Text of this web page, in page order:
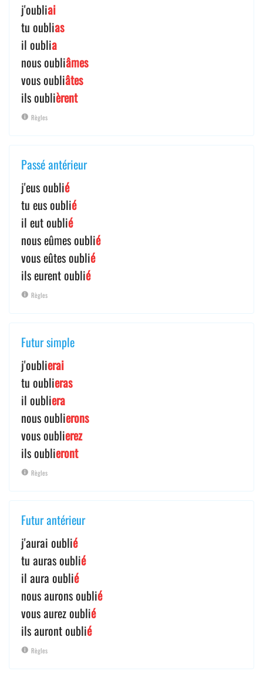
j'oubliai
tu oublias
il oublia
nous oubliâmes
vous oubliâtes
ils oublièrent
Règles
Passé antérieur
j'eus oublié
tu eus oublié
il eut oublié
nous eûmes oublié
vous eûtes oublié
ils eurent oublié
Règles
Futur simple
j'oublierai
tu oublieras
il oubliera
nous oublierons
vous oublierez
ils oublieront
Règles
Futur antérieur
j'aurai oublié
tu auras oublié
il aura oublié
nous aurons oublié
vous aurez oublié
ils auront oublié
Règles